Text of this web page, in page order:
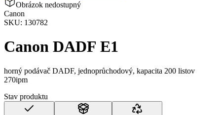
Obrázok nedostupný
Canon
SKU: 130782
Canon DADF E1
horný podávač DADF, jednoprůchodový, kapacita 200 listov
270ipm
Stav produktu